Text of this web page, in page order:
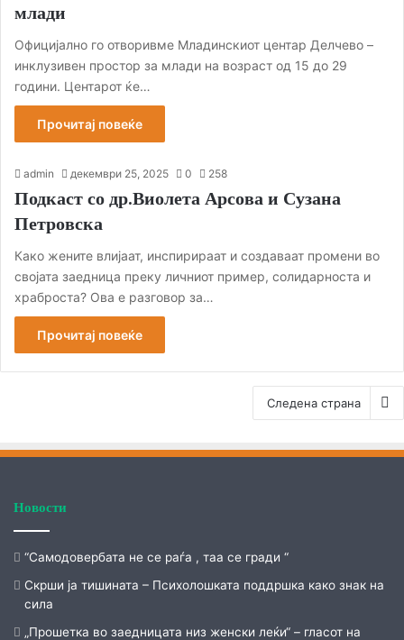
млади
Официјално го отворивме Младинскиот центар Делчево –
инклузивен простор за млади на возраст од 15 до 29
години. Центарот ќе…
Прочитај повеќе
admin декември 25, 2025 0 258
Подкаст со др.Виолета Арсова и Сузана
Петровска
Како жените влијаат, инспирираат и создаваат промени во
својата заедница преку личниот пример, солидарноста и
храброста? Ова е разговор за…
Прочитај повеќе
Следена страна
Новости
“Самодовербата не се раѓа , таа се гради “
Скрши ја тишината – Психолошката поддршка како знак на
сила
„Прошетка во заедницата низ женски леќи“ – гласот на